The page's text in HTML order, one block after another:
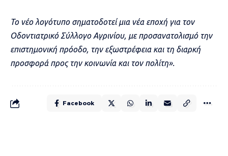
Το νέο λογότυπο σηματοδοτεί μια νέα εποχή για τον
Οδοντιατρικό Σύλλογο Αγρινίου, με προσανατολισμό την
επιστημονική πρόοδο, την εξωστρέφεια και τη διαρκή
προσφορά προς την κοινωνία και τον πολίτη».
Facebook